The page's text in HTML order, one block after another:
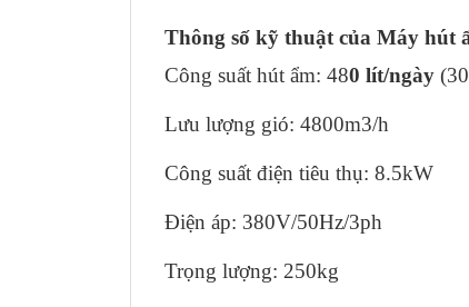
Thông số kỹ thuật của Máy hút
Công suất hút ẩm: 480 lít/ngày
Lưu lượng gió: 4800m3/h
Công suất điện tiêu thụ: 8.5kW
Điện áp: 380V/50Hz/3ph
Trọng lượng: 250kg